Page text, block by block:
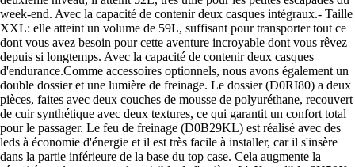
week-end. Avec la capacité de contenir deux casques intégraux.- Taille
XXL: elle atteint un volume de 59L, suffisant pour transporter tout ce
dont vous avez besoin pour cette aventure incroyable dont vous rêvez
depuis si longtemps. Avec la capacité de contenir deux casques
d'endurance.Comme accessoires optionnels, nous avons également un
double dossier et une lumière de freinage. Le dossier (D0RI80) a deux
pièces, faites avec deux couches de mousse de polyuréthane, recouvert
de cuir synthétique avec deux textures, ce qui garantit un confort total
pour le passager. Le feu de freinage (D0B29KL) est réalisé avec des
leds à économie d'énergie et il est très facile à installer, car il s'insère
dans la partie inférieure de la base du top case. Cela augmente la